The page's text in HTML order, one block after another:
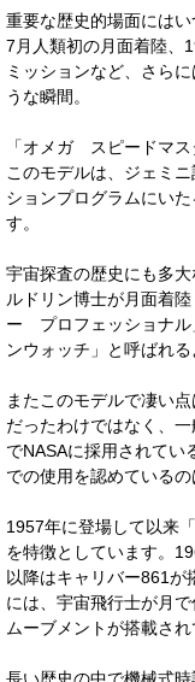
重要な歴史的場面には
7月人類初の月面着陸、
ミッションなど、さら
うな瞬間。
「オメガ スピードマ
このモデルは、ジェミ
ションプログラムにい
す。
宇宙探査の歴史にも多
ルドリン博士が月面着
ー プロフェッショナル
ンウォッチ」と呼ばれる
またこのモデルで凄い
だったわけではなく、
でNASAに採用されてい
での使用を認めている
1957年に登場して以来
を特徴としています。
以降はキャリバー861が
には、宇宙飛行士が月
ムーブメントが搭載され